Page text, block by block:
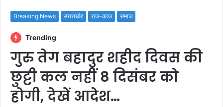
Breaking News उत्तराखंड राज-काज समाज
Trending
गुरु तेग बहादुर शहीद दिवस की
छुट्टी कल नहीं 8 दिसंबर को
होगी, देखें आदेश…